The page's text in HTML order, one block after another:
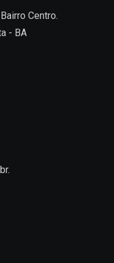
Centro.
- BA
.